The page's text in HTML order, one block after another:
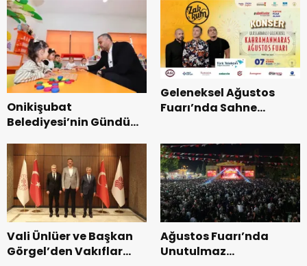
Onikişubat
Belediyesi’nin Gündüz
dönemin ön kayıtları
başladı.
Geleneksel Ağustos
Fuarı’nda Sahne
Vali Ünlüer ve Başkan
Görgel’den Vakıflar
Ağustos Fuarı’nda
Unutulmaz